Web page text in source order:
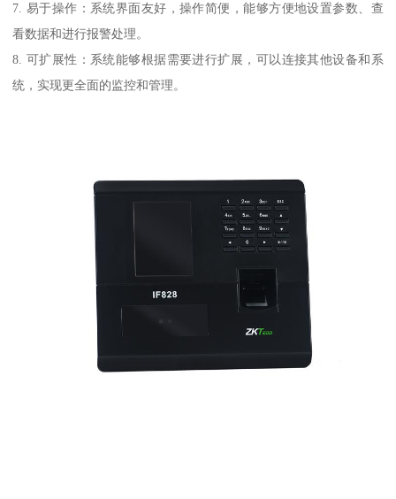
7. 易于操作：系统界面友好，操作简便，能够方便地设置参数、查
看数据和进行报警处理。
8. 可扩展性：系统能够根据需要进行扩展，可以连接其他设备和系
统，实现更全面的监控和管理。